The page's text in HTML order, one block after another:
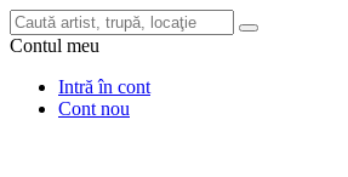
Contul meu
Intră în cont
Cont nou